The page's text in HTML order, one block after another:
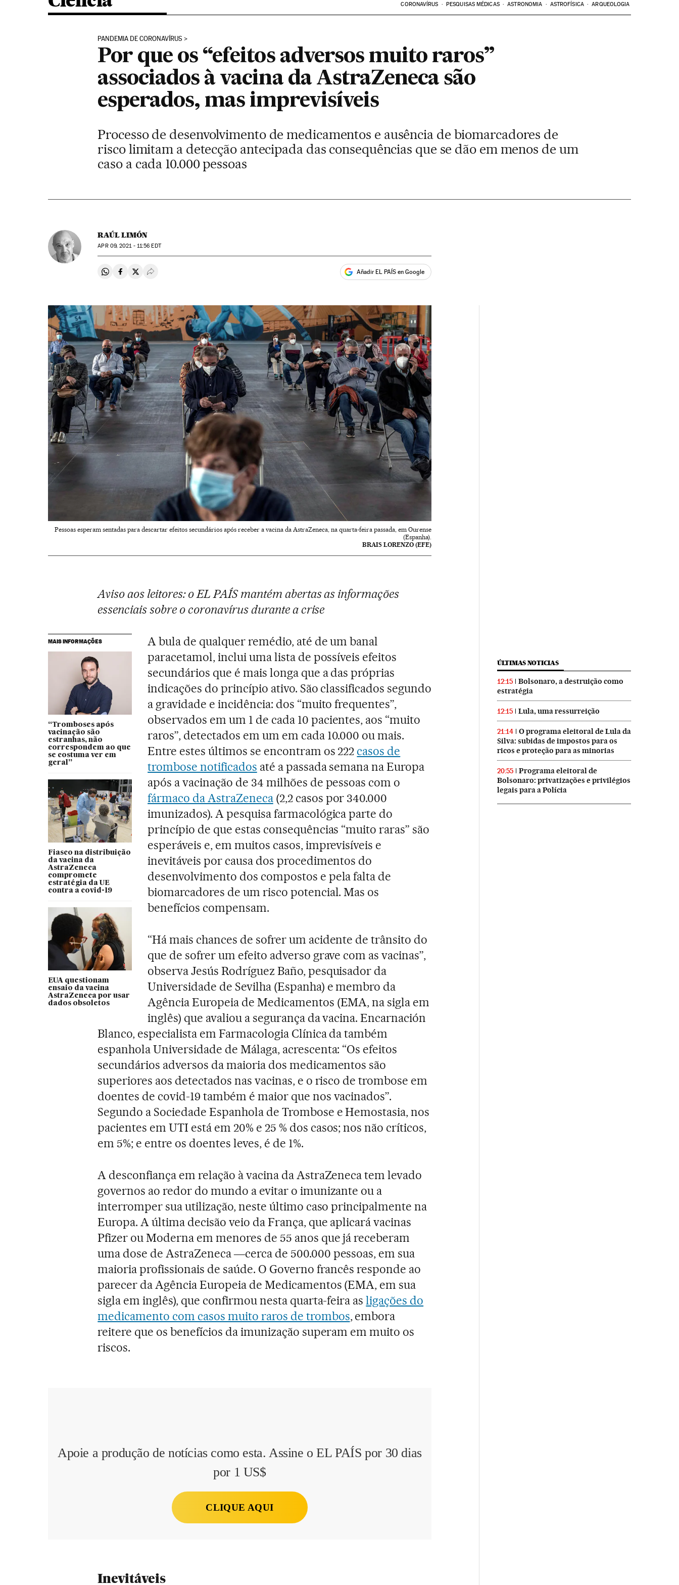
CORONAVÍRUS PESQUISAS MÉDICAS ASTRONOMIA ASTROFÍSICA ARQUEOLOGIA
PANDEMIA DE CORONAVÍRUS
Por que os “efeitos adversos muito raros”
associados à vacina da AstraZeneca são
esperados, mas imprevisíveis
Processo de desenvolvimento de medicamentos e ausência de biomarcadores de
risco limitam a detecção antecipada das consequências que se dão em menos de um
caso a cada 10.000 pessoas
RAÚL LIMÓN
APR09, 2021 - 11:56 EDT
Compartir en Whatsapp
Compartir en Facebook
Compartir en Twitter
Desplegar Redes Sociales Añadir EL PAÍS en Google
Pessoas esperam sentadas para descartar efeitos secundários após receber a vacina da AstraZeneca, na quarta-feira passada, em Ourense
(Espanha).
BRAIS LORENZO (EFE)
Aviso aos leitores: o EL PAÍS mantém abertas as informações
essenciais sobre o coronavírus durante a crise
MAIS INFORMAÇÕES
“Tromboses após
vacinação são
estranhas, não
correspondem ao que
se costuma ver em
geral”
Fiasco na distribuição
da vacina da
AstraZeneca
compromete
estratégia da UE
contra a covid-19
EUA questionam
ensaio da vacina
AstraZeneca por usar
dados obsoletos
A bula de qualquer remédio, até de um banal
paracetamol, inclui uma lista de possíveis efeitos
secundários que é mais longa que a das próprias
indicações do princípio ativo. São classificados segundo
a gravidade e incidência: dos “muito frequentes”,
observados em um 1 de cada 10 pacientes, aos “muito
raros”, detectados em um em cada 10.000 ou mais.
Entre estes últimos se encontram os 222 casos de
trombose notificados até a passada semana na Europa
após a vacinação de 34 milhões de pessoas com o
fármaco da AstraZeneca(2,2 casos por 340.000
imunizados). A pesquisa farmacológica parte do
princípio de que estas consequências “muito raras” são
esperáveis e, em muitos casos, imprevisíveis e
inevitáveis por causa dos procedimentos do
desenvolvimento dos compostos e pela falta de
biomarcadores de um risco potencial. Mas os
benefícios compensam.
“Há mais chances de sofrer um acidente de trânsito do
que de sofrer um efeito adverso grave com as vacinas”,
observa Jesús Rodríguez Baño, pesquisador da
Universidade de Sevilha (Espanha) e membro da
Agência Europeia de Medicamentos (EMA, na sigla em
inglês) que avaliou a segurança da vacina. Encarnación
Blanco, especialista em Farmacologia Clínica da também
espanhola Universidade de Málaga, acrescenta: “Os efeitos
secundários adversos da maioria dos medicamentos são
superiores aos detectados nas vacinas, e o risco de trombose em
doentes de covid-19 também é maior que nos vacinados”.
Segundo a Sociedade Espanhola de Trombose e Hemostasia, nos
pacientes em UTI está em 20% e 25 % dos casos; nos não críticos,
em 5%; e entre os doentes leves, é de 1%.
A desconfiança em relação à vacina da AstraZeneca tem levado
governos ao redor do mundo a evitar o imunizante ou a
interromper sua utilização, neste último caso principalmente na
Europa. A última decisão veio da França, que aplicará vacinas
Pfizer ou Moderna em menores de 55 anos que já receberam
uma dose de AstraZeneca ―cerca de 500.000 pessoas, em sua
maioria profissionais de saúde. O Governo francês responde ao
parecer da Agência Europeia de Medicamentos (EMA, em sua
sigla em inglês), que confirmou nesta quarta-feira asligações do
medicamento com casos muito raros de trombos, embora
reitere que os benefícios da imunização superam em muito os
riscos.
Apoie a produção de notícias como esta. Assine o EL PAÍS por 30 dias
por 1 US$
CLIQUE AQUI
Inevitáveis
ÚLTIMAS NOTICIAS
12:15
Bolsonaro, a destruição como
estratégia
12:15 Lula, uma ressurreição
21:14
O programa eleitoral de Lula da
Silva: subidas de impostos para os
ricos e proteção para as minorias
20:55
Programa eleitoral de
Bolsonaro: privatizações e privilégios
legais para a Polícia